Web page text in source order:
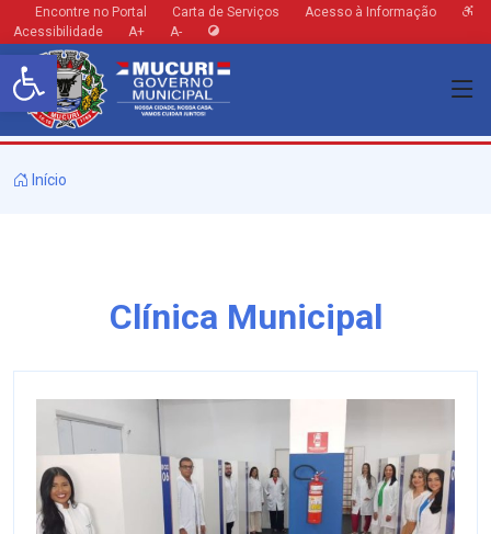
Barra de Ferramentas Aberta
Encontre no Portal Carta de Serviços
Acesso à Informação
Acessibilidade
A+ A-
Início
Clínica Municipal